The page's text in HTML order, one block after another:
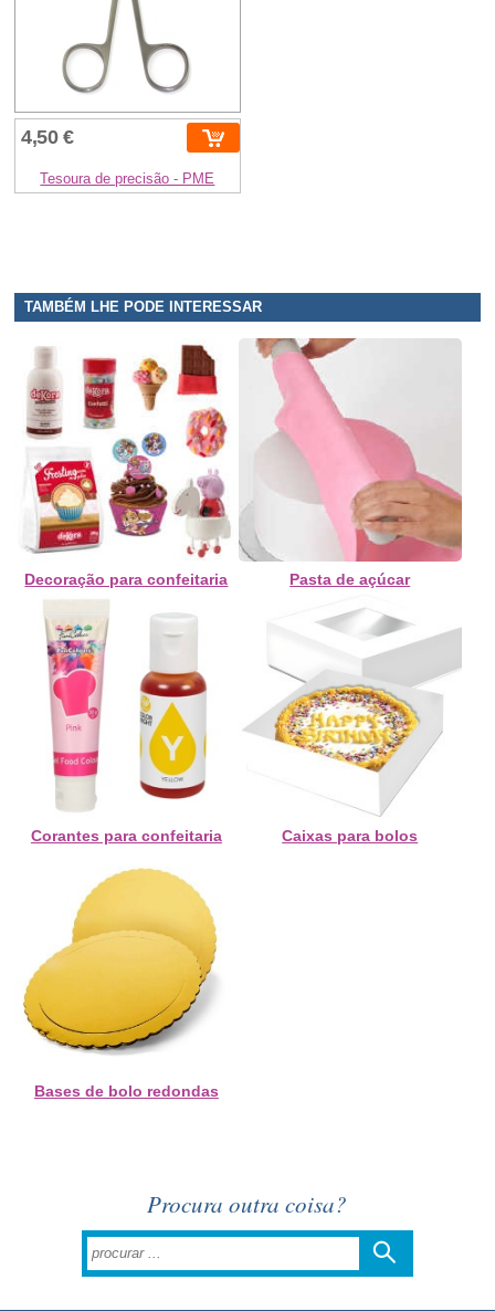
4,50 €
Tesoura de precisão - PME
TAMBÉM LHE PODE INTERESSAR
Decoração para confeitaria Pasta de açúcar
Corantes para confeitaria Caixas para bolos
Bases de bolo redondas
Procura outra coisa?